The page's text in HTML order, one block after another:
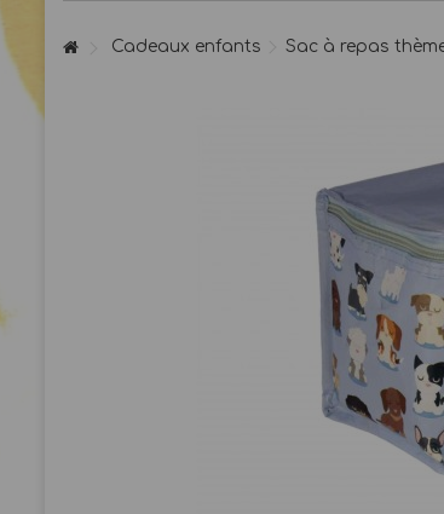
Cadeaux enfants Sac à repas